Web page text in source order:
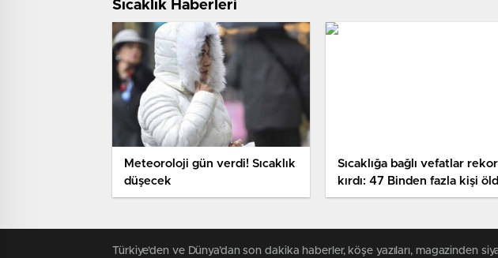
Sıcaklık Haberleri
Meteoroloji gün verdi! Sıcaklık
düşecek
Sıcaklığa bağlı vefatlar rekor
kırdı: 47 Binden fazla kişi
Türkiye'den ve Dünya’dan son dakika haberler, köşe yazıları,